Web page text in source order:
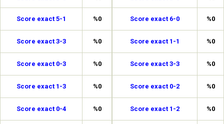
Score exact 5-1 %0
Score exact 3-3 %0
Score exact 0-3 %0
Score exact 1-3 %0
Score exact 0-4 %0
Score exact 6-0 %0
Score exact 1-1 %0
Score exact 3-3 %0
Score exact 0-2 %0
Score exact 1-2 %0